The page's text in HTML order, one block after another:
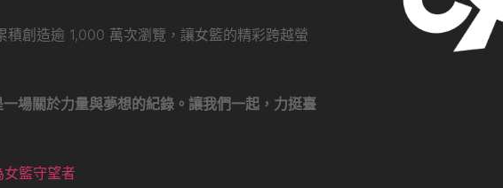
積創造逾 1,000 萬次瀏覽，讓女籃的精彩跨越螢
場關於力量與夢想的紀錄。讓我們一起，力挺臺
籃守望者